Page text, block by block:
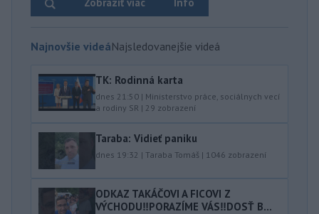
Najnovšie videáNajsledovanejšie videá
TK: Rodinná karta
dnes 21:50 | Ministerstvo práce, sociálnych vecí
a rodiny SR | 29 zobrazení
Taraba: Vidieť paniku
dnes 19:32 | Taraba Tomáš | 1046 zobrazení
ODKAZ TAKÁČOVI A FICOVI Z
VÝCHODU‼️PORAZÍME VÁS‼️DOSŤ B...